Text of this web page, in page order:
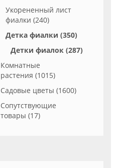
Укорененный лист
фиалки (240)
Детка фиалки (350)
Детки фиалок (287)
Комнатные
растения (1015)
Садовые цветы (1600)
Сопутствующие
товары (17)